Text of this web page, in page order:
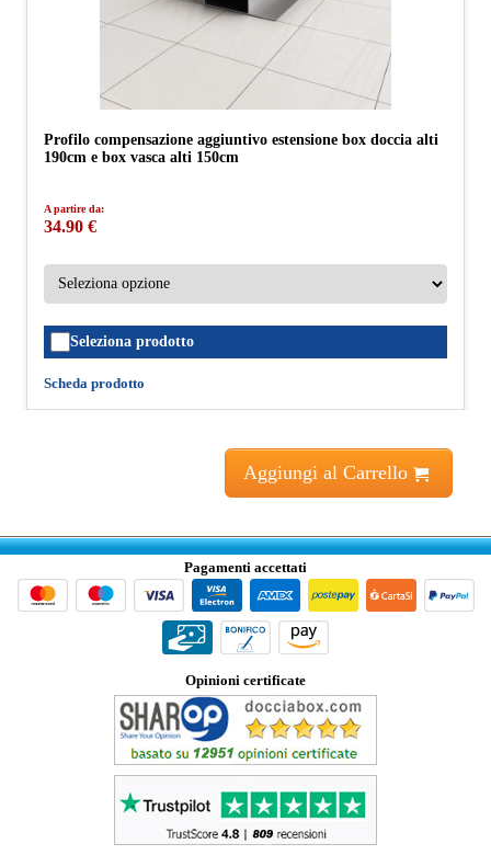
Profilo compensazione aggiuntivo estensione box doccia alti
190cm e box vasca alti 150cm
A partire da:
34.90 €
Seleziona prodotto
Scheda prodotto
Aggiungi al Carrello
Pagamenti accettati
Opinioni certificate